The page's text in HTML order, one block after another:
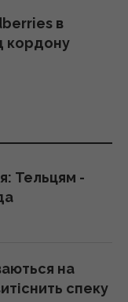
в
кордону
сиквелу
врожаю
Тельцям -
на
спеку